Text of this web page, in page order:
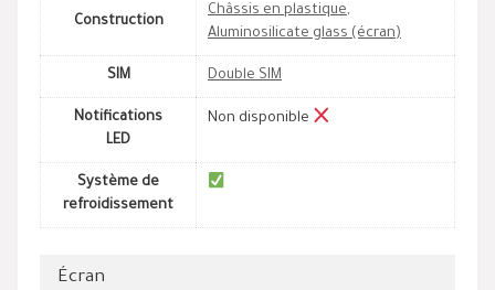
Construction
Châssis en plastique,
Aluminosilicate glass (écran)
SIM Double SIM
Notifications
LED
Non disponible
Système de
refroidissement
Écran